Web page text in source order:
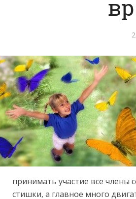
принимать участие все члены
стишки, а главное много